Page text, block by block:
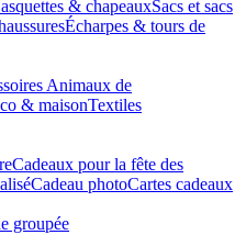
& chapeauxSacs et sacs
Écharpes & tours de
Animaux de
& maisonTextiles
Cadeaux pour la fête des
Cadeau photoCartes cadeaux
groupée